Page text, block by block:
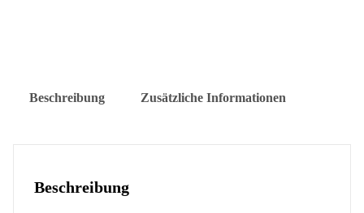
Beschreibung Zusätzliche Informationen
Beschreibung